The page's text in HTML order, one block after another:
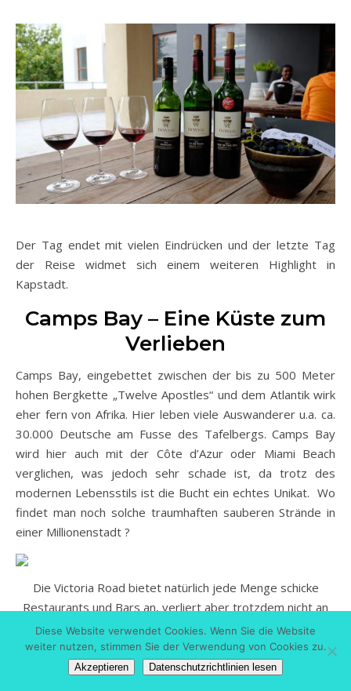
Der Tag endet mit vielen Eindrücken und der letzte Tag
der Reise widmet sich einem weiteren Highlight in
Kapstadt.
Camps Bay – Eine Küste zum
Verlieben
Camps Bay, eingebettet zwischen der bis zu 500 Meter
hohen Bergkette „Twelve Apostles“ und dem Atlantik wirk
eher fern von Afrika. Hier leben viele Auswanderer u.a. ca.
30.000 Deutsche am Fusse des Tafelbergs. Camps Bay
wird hier auch mit der Côte d’Azur oder Miami Beach
verglichen, was jedoch sehr schade ist, da trotz des
modernen Lebensstils ist die Bucht ein echtes Unikat. Wo
findet man noch solche traumhaften sauberen Strände in
einer Millionenstadt ?
Die Victoria Road bietet natürlich jede Menge schicke
Restaurants und Bars an, verliert aber trotzdem nicht an
Flair und Ambiente. Gleich auf der anderen Seite bietet sich
einem ein magischer Ausblick auf die Bucht und den
weissen Strand, der mich natürlich sofort verzaubert hat.
Diese Website verwendet Cookies. Wenn Sie die Website
weiter nutzen, stimmen Sie der Verwendung von Cookies zu.
Akzeptieren Datenschutzrichtlinien lesen